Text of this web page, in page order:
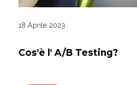
18 Aprile 2023
Cos'è l' A/B Testing?